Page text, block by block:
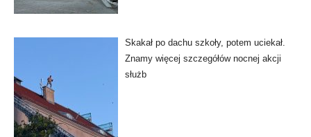
Skakał po dachu szkoły, potem uciekał.
Znamy więcej szczegółów nocnej akcji
służb